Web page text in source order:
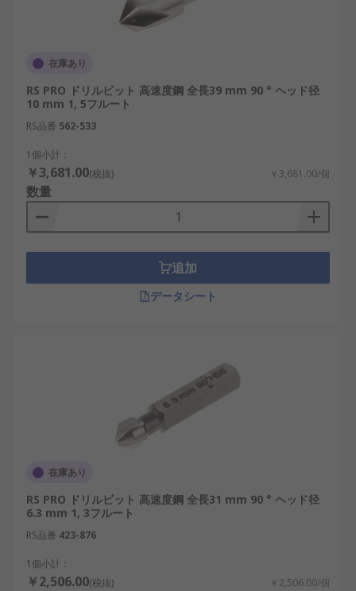
在庫あり
RS PRO ドリルビット 高速度鋼 全長39 mm 90 ° ヘッド径
10 mm 1, 5フルート
RS品番 562-533
1個小計：
￥3,681.00(税抜) ￥3,681.00/個
数量
追加
データシート
在庫あり
RS PRO ドリルビット 高速度鋼 全長31 mm 90 ° ヘッド径
6.3 mm 1, 3フルート
RS品番 423-876
1個小計：
￥2,506.00(税抜) ￥2,506.00/個